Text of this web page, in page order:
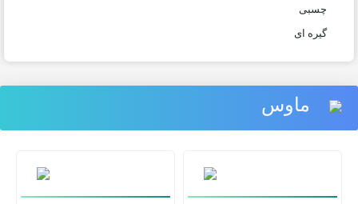
چسبی
گیره ای
ماوس